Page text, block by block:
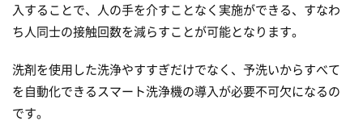
入することで、人の手を介すことなく実施ができる、すなわ
ち人同士の接触回数を減らすことが可能となります。
洗剤を使用した洗浄やすすぎだけでなく、予洗いからすべて
を自動化できるスマート洗浄機の導入が必要不可欠になるの
です。